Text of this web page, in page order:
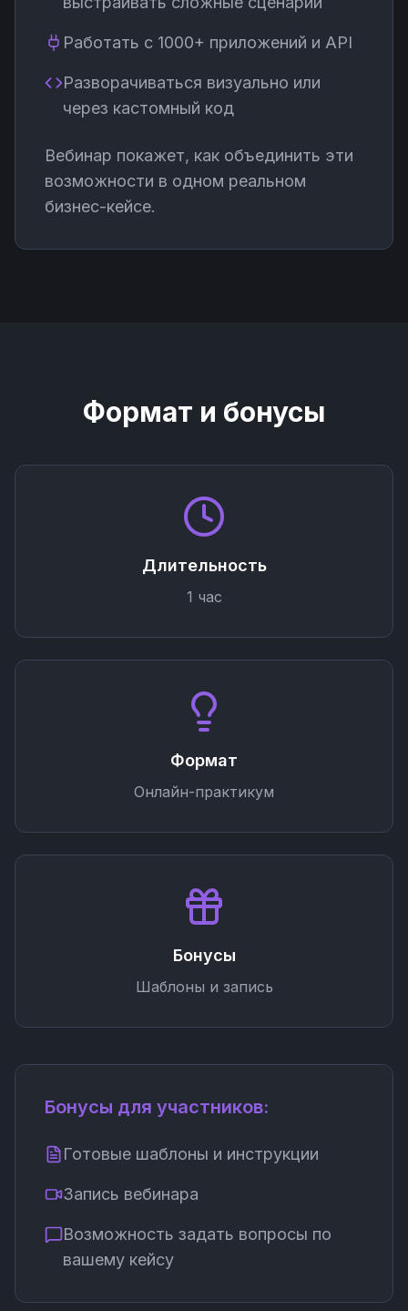
Работать с 1000+ приложений и API
Разворачиваться визуально или
через кастомный код
Вебинар покажет, как объединить эти
возможности в одном реальном
бизнес-кейсе.
Формат и бонусы
Длительность
1 час
Формат
Онлайн-практикум
Бонусы
Шаблоны и запись
Бонусы для участников:
Готовые шаблоны и инструкции
Запись вебинара
Возможность задать вопросы по
вашему кейсу